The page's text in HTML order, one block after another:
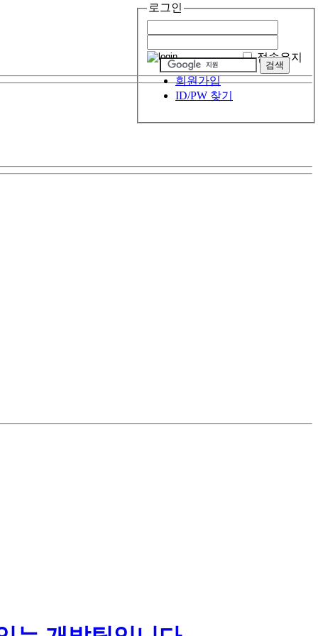
로그인
접속유지
회원가입
ID/PW 찾기